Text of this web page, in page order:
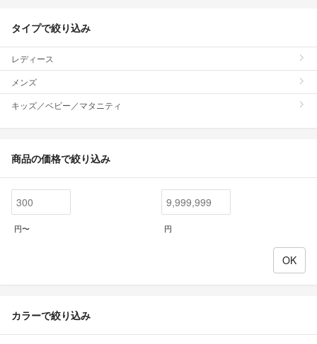
タイプで絞り込み
レディース
メンズ
キッズ／ベビー／マタニティ
商品の価格で絞り込み
円〜 円
カラーで絞り込み